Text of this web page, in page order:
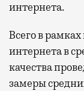
интернета.
Всего в
интернета в
качества
замеры